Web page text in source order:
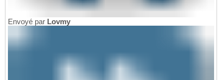
Envoyé par Lovmy